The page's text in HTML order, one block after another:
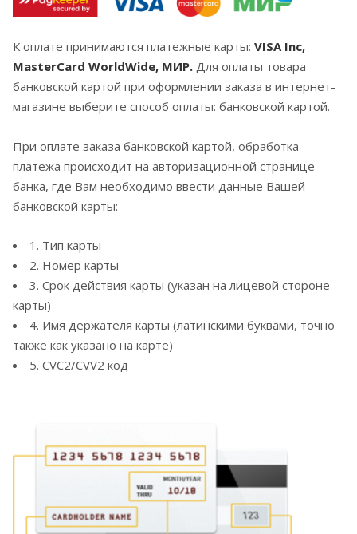
К оплате принимаются платежные карты: VISA Inc,
MasterCard WorldWide, МИР. Для оплаты товара
банковской картой при оформлении заказа в интернет-
магазине выберите способ оплаты: банковской картой.
При оплате заказа банковской картой, обработка
платежа происходит на авторизационной странице
банка, где Вам необходимо ввести данные Вашей
банковской карты:
1. Тип карты
2. Номер карты
3. Срок действия карты (указан на лицевой стороне
карты)
4. Имя держателя карты (латинскими буквами, точно
также как указано на карте)
5. CVC2/CVV2 код